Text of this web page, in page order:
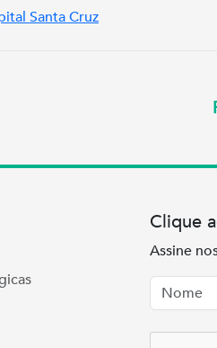
Santa Cruz
Clique
Assine
Nome
Email